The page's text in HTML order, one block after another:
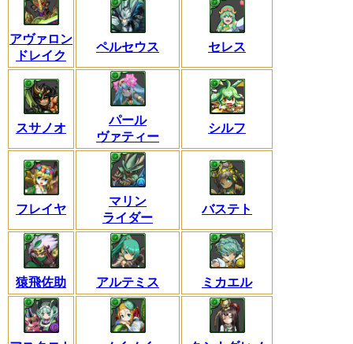
アヴァロン
ドレイク
ペルセウス セレス
スサノオ
パール
ヴァティー
シルフ
フレイヤ
マリン
ライダー
バステト
猿飛佐助 アルテミス ミカエル